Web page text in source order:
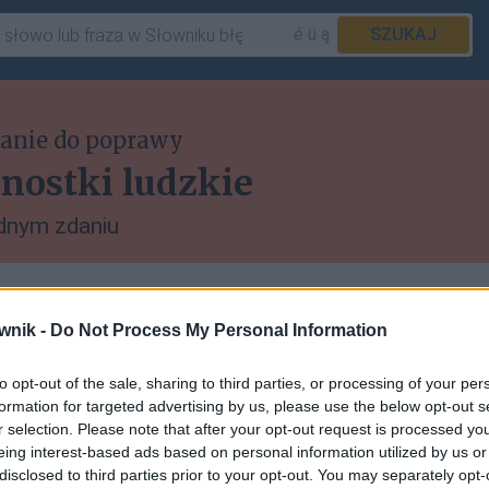
- Do Not Process My Personal Information
opt-out of the sale, sharing to third parties, or processing of your
for targeted advertising by us, please use the below opt-out
selection. Please note that after your opt-out request is processed
interest-based ads based on personal information utilized by us
to third parties prior to your opt-out. You may separately
SZUKAJ
do poprawy
ludzkie
zdaniu
momencie tak głęboko wchodzi w
do tego, jaki jest zakres ich władzy i
językowe czy nie? Na przykład gdy
jednolicie skracane, np. kilometr — km.